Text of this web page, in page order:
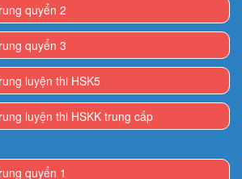
quyển 2
quyển 3
luyện thi HSK5
luyện thi HSKK trung cấp
quyển 1